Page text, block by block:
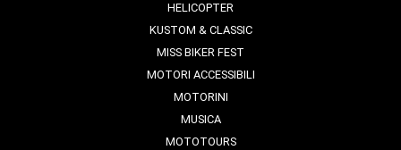
HELICOPTER
KUSTOM & CLASSIC
MISS BIKER FEST
MOTORI ACCESSIBILI
MOTORINI
MUSICA
MOTOTOURS